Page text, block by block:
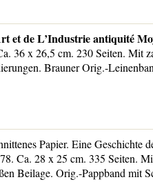
et de L’Industrie antiquité
36 x 26,5 cm. 230 Seiten. Mit
Brauner Orig.-
Papier. Eine Geschichte
Ca. 28 x 25 cm. 335 Seiten.
Beilage. Orig.-Pappband mit